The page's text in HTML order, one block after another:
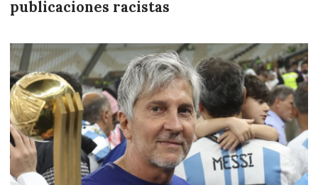
publicaciones racistas